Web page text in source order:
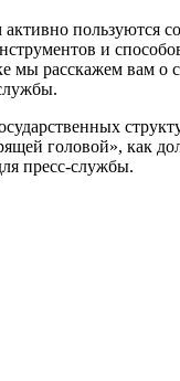
пользуются
и
расскажем вам о
головой», как
пресс-службы.